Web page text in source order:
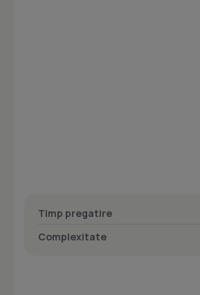
Timp pregatire
Complexitate